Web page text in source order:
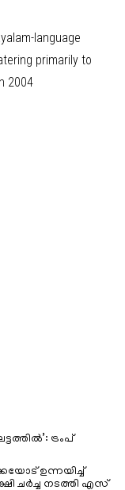
language
primarily to
2004
ട്രംപ്
ഉന്നയിച്ച്
ചർച്ച നടത്തി എസ്